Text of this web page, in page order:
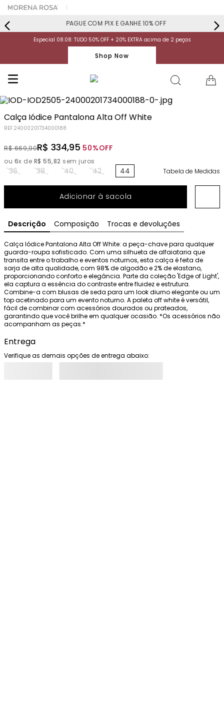
PAGUE COM PIX E GANHE 10% OFF
Especial 08.08: TUDO 50% OFF + 20% EXTRA acima de 2 peças
Shop Now
Calça Iódice Pantalona Alta Off White
REF.24000201734000188
R$ 669,90R$ 334,95 50%OFF
ou 6x de R$ 55,82 sem juros
36 38 40 42 44 Tabela de Medidas
Adicionar à sacola
Descrição Composição Trocas e devoluções
Calça Iódice Pantalona Alta Off White: a peça-chave para qualquer
guarda-roupa sofisticado. Com uma silhueta de alfaiataria que
transita entre o trabalho e eventos noturnos, esta calça é feita de
sarja de alta qualidade, com 98% de algodão e 2% de elastano,
proporcionando conforto e elegância. Parte da coleção 'Edge of Light',
ela captura a essência do contraste entre fluidez e estrutura.
Combine-a com blusas de seda para um look diurno elegante ou um
top acetinado para um evento noturno. A paleta off white é versátil,
fácil de combinar com acessórios dourados ou prateados,
garantindo que você brilhe em qualquer ocasião. *Os acessórios não
acompanham as peças.*
Entrega
Verifique as demais opções de entrega abaixo: